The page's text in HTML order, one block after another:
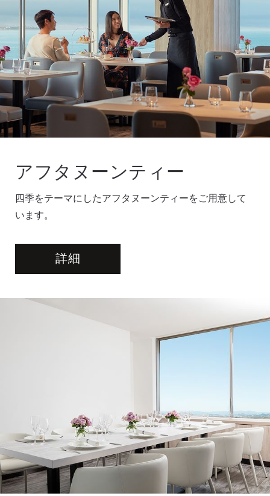
アフタヌーンティー
四季をテーマにしたアフタヌーンティーをご用意して
います。
詳細